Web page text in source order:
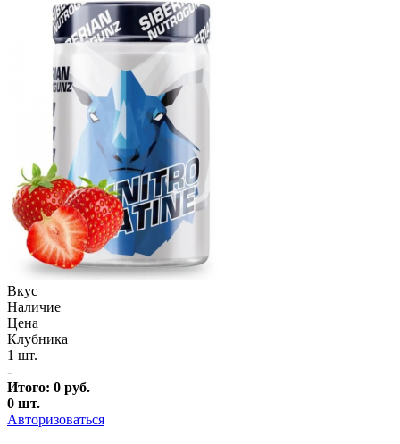
Вкус
Наличие
Цена
Клубника
1 шт.
-
Итого: 0 руб.
0 шт.
Авторизоваться